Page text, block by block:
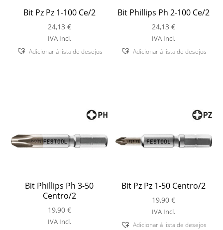
Bit Pz Pz 1-100 Ce/2
24,13 €
IVA Incl.
Adicionar á lista de desejos
Bit Phillips Ph 2-100 Ce/2
24,13€
IVA Incl.
Adicionar á lista de desejos
Bit Phillips Ph 3-50
Centro/2
19,90 €
IVA Incl.
Bit Pz Pz 1-50 Centro/2
19,90€
IVA Incl.
Adicionar á lista de desejos